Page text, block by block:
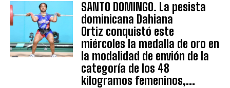
SANTO DOMINGO. La pesista
dominicana Dahiana
Ortiz conquistó este
miércoles la medalla de oro en
la modalidad de envión de la
categoría de los 48
kilogramos femeninos,...